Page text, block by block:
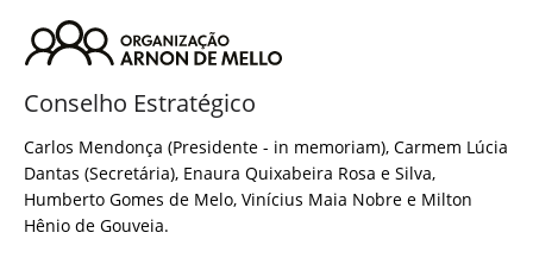
Conselho Estratégico
Carlos Mendonça (Presidente - in memoriam), Carmem Lúcia
Dantas (Secretária), Enaura Quixabeira Rosa e Silva,
Humberto Gomes de Melo, Vinícius Maia Nobre e Milton
Hênio de Gouveia.